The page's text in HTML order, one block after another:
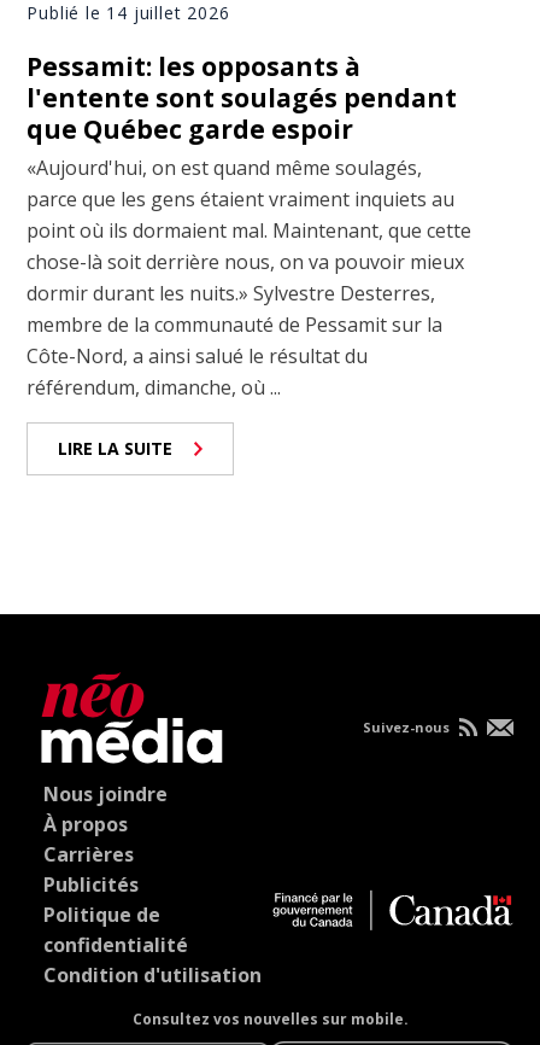
Publié le 14 juillet 2026
Pessamit: les opposants à
l'entente sont soulagés pendant
que Québec garde espoir
«Aujourd'hui, on est quand même soulagés,
parce que les gens étaient vraiment inquiets au
point où ils dormaient mal. Maintenant, que cette
chose-là soit derrière nous, on va pouvoir mieux
dormir durant les nuits.» Sylvestre Desterres,
membre de la communauté de Pessamit sur la
Côte-Nord, a ainsi salué le résultat du
référendum, dimanche, où ...
LIRE LA SUITE
Nous joindre
À propos
Carrières
Publicités
Politique de
confidentialité
Condition d'utilisation
Consultez vos nouvelles sur mobile.
Suivez-nous